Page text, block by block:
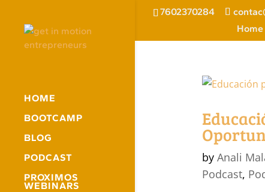
7602370284
Home
HOME
BOOTCAMP
BLOG
PODCAST
PROXIMOS
WEBINARS
by Anali
Podcast,